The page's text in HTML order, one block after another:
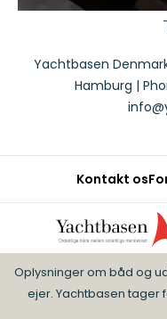
Yachtbasen
Hamburg |
Kontakt os
Oplysninger om båd og
ejer. Yachtbasen tager